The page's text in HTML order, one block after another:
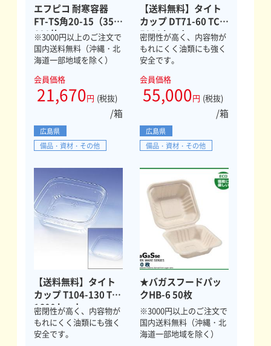
エフピコ 耐寒容器
FT-TS角20-15（35）
600枚
※3000円以上のご注文で
国内送料無料（沖縄・北
海道一部地域を除く）
会員価格
21,670円 (税抜)
/箱
広島県
備品・資材・その他
【送料無料】タイト
カップ DT71-60 TC
5000セット
密閉性が高く、内容物が
もれにくく油類にも強く
安全です。
会員価格
55,000円 (税抜)
/箱
広島県
備品・資材・その他
【送料無料】タイト
カップ T104-130 TC
1600セット
密閉性が高く、内容物が
もれにくく油類にも強く
安全です。
★バガスフードパッ
クHB-6 50枚
※3000円以上のご注文で
国内送料無料（沖縄・北
海道一部地域を除く）